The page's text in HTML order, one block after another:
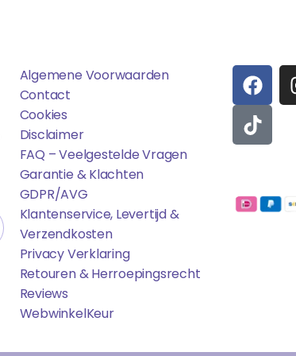
Algemene Voorwaarden
Contact
Cookies
Disclaimer
FAQ – Veelgestelde Vragen
Garantie & Klachten
GDPR/AVG
Klantenservice, Levertijd &
Verzendkosten
Privacy Verklaring
Retouren & Herroepingsrecht
Reviews
WebwinkelKEur
F
A
C
E
B
O
K
T
I
K
T
O